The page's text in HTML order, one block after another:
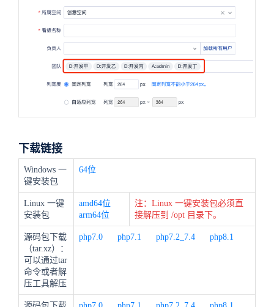
下载链接
Windows 一
键安装包
64位
Linux 一键
安装包
amd64位
arm64位
注：Linux 一键安装包必须直
接解压到 /opt 目录下。
源码包下载
（tar.xz）：
可以通过tar
命令或者解
压工具解压
php7.0 php7.1 php7.2_7.4 php8.1